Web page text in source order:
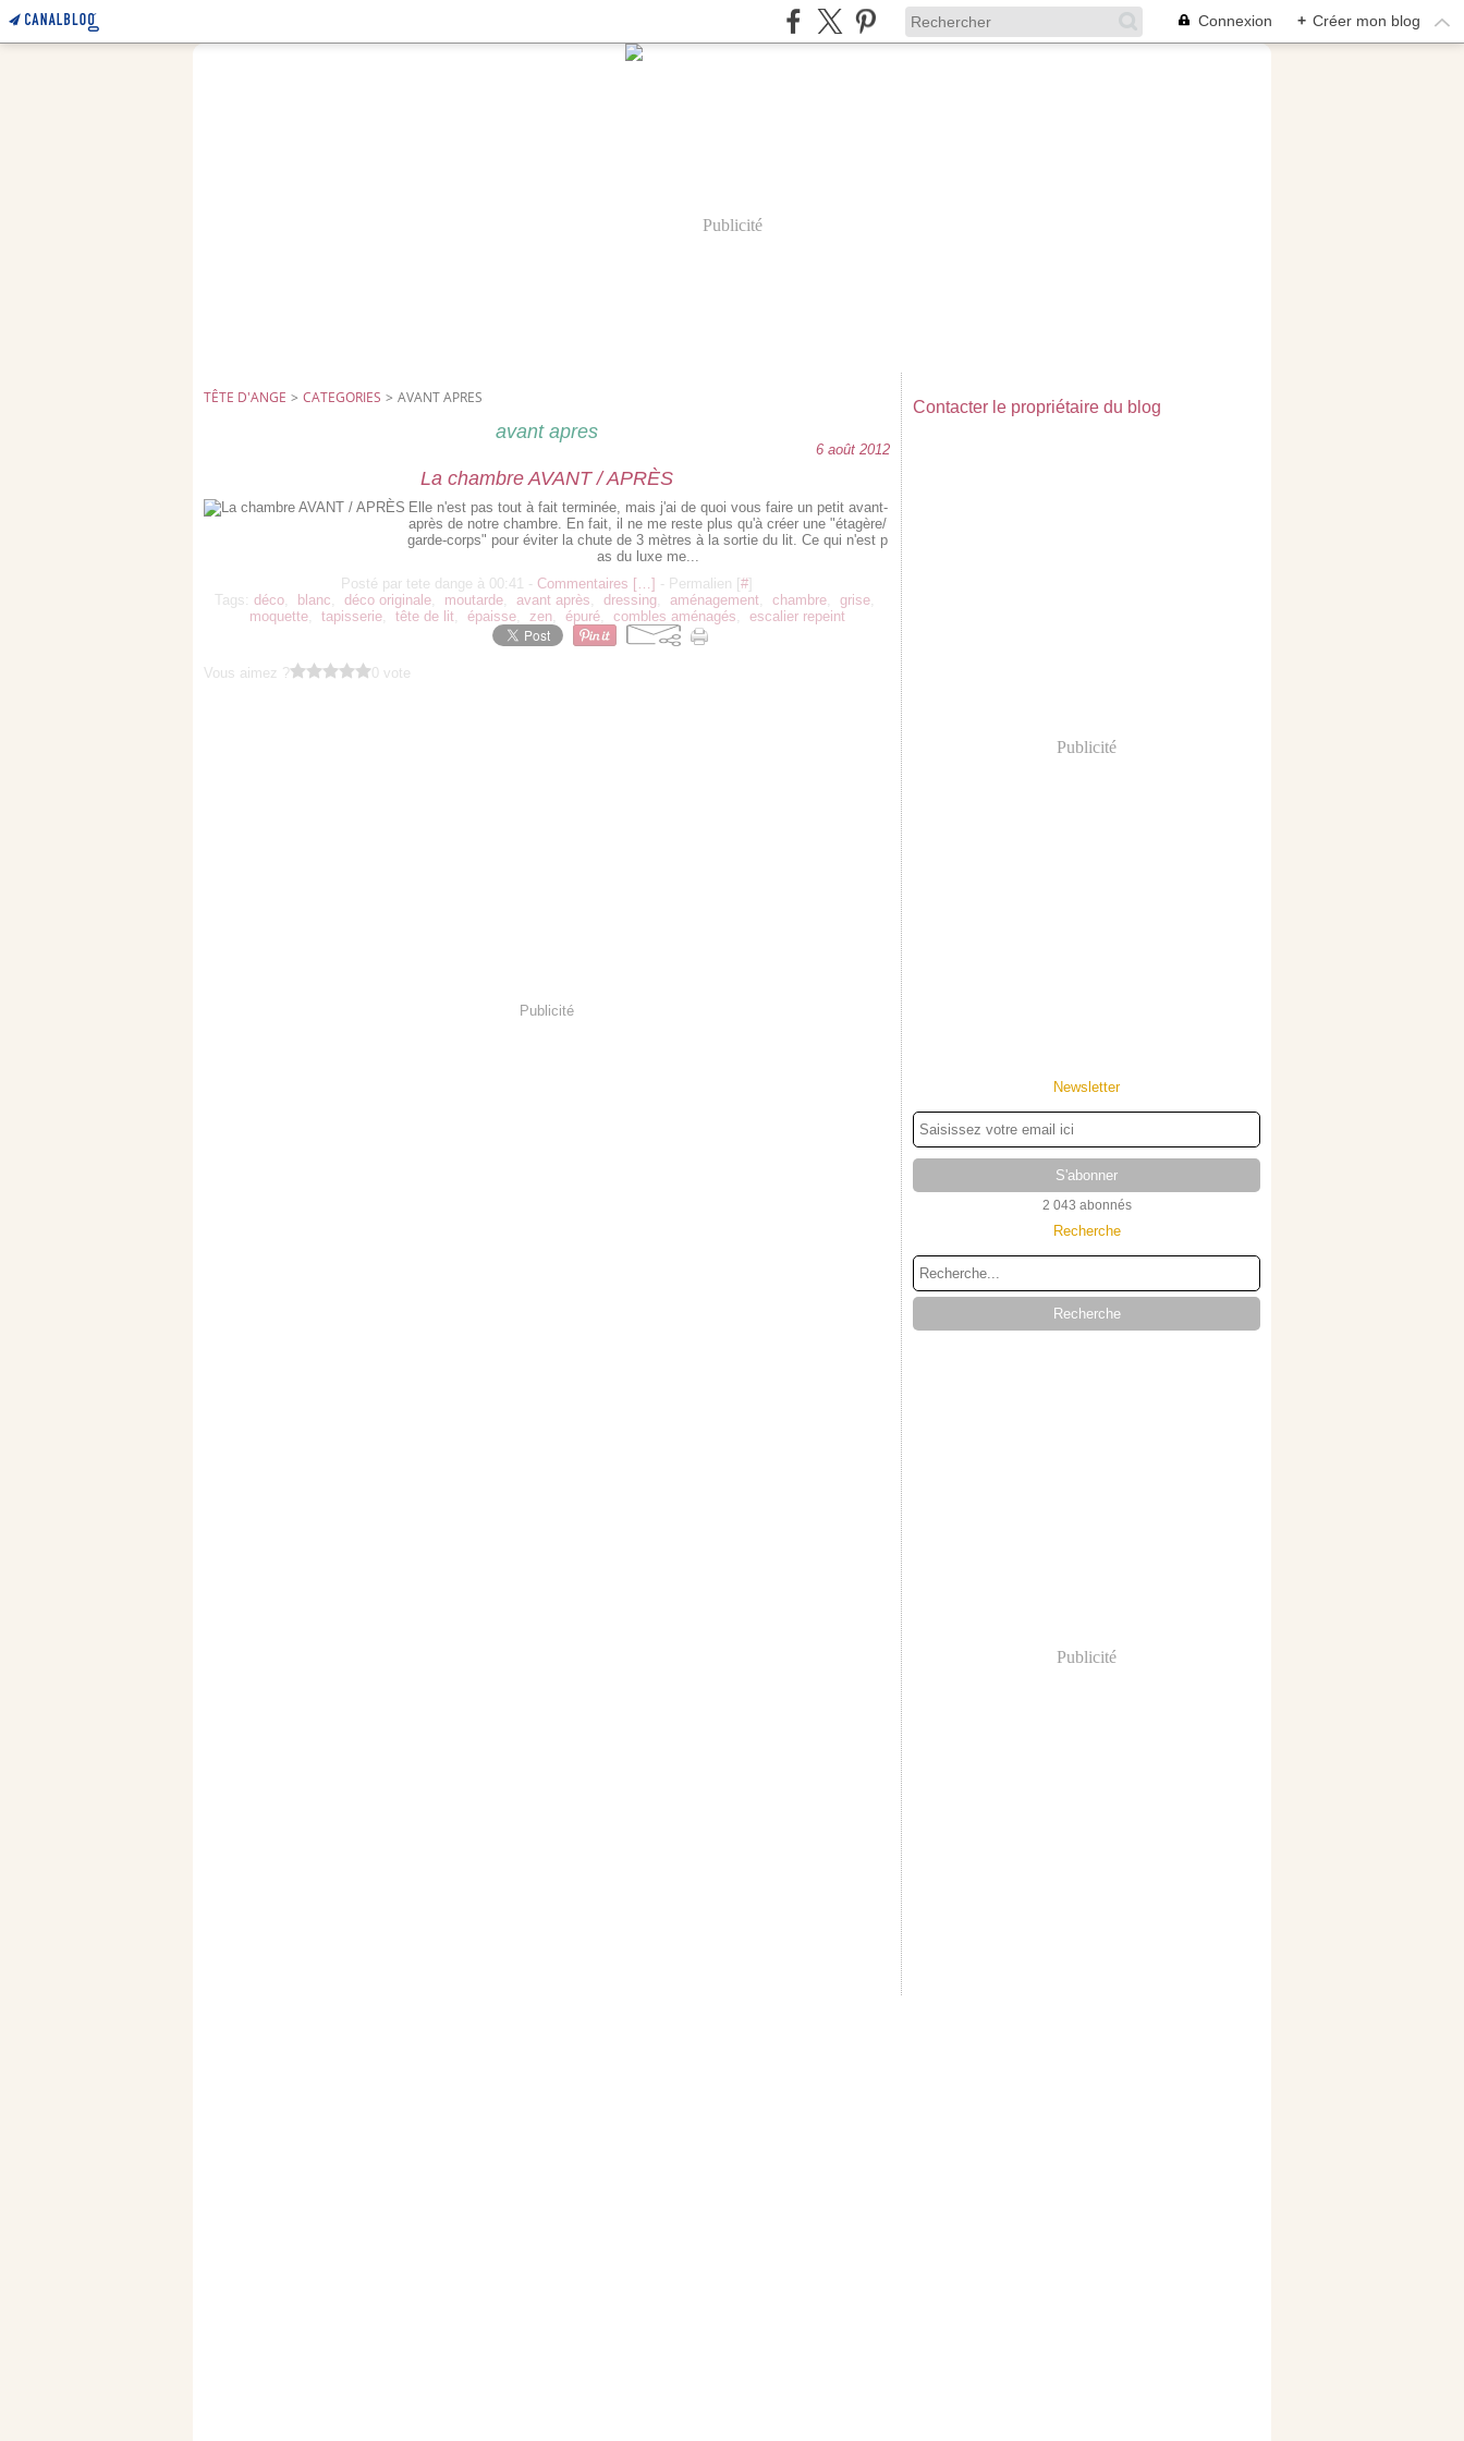
Connexion + Créer mon blog
Publicité
TÊTE D'ANGE > CATEGORIES > AVANT APRES
avant apres
6 août 2012
La chambre AVANT / APRÈS
Elle n'est pas tout à fait terminée, mais j'ai de quoi vous faire un petit avant-
après de notre chambre. En fait, il ne me reste plus qu'à créer une "étagère/
garde-corps" pour éviter la chute de 3 mètres à la sortie du lit. Ce qui n'est p
as du luxe me...
Posté par tete dange à 00:41 - Commentaires […] - Permalien [ #
Tags: déco, blanc, déco originale, moutarde, avant après, dressing, aménagement, chambre, grise,
moquette, tapisserie, tête de lit, épaisse, zen, épuré, combles aménagés, escalier repeint
Vous aimez ? 0 vote
Publicité
Contacter le propriétaire du blog
Publicité
Newsletter
2 043 abonnés
Recherche
Publicité